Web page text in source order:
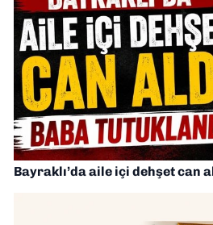
Bayraklı’da aile içi dehşet can